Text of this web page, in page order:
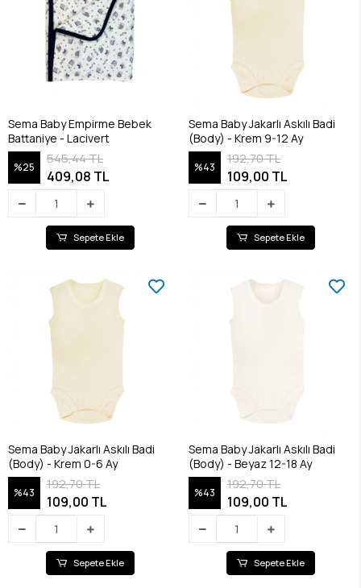
Sema Baby Empirme Bebek
Battaniye - Lacivert
%25
545,44 TL
409,08 TL
Sepete Ekle
Sema Baby Jakarlı Askılı Badi
(Body) - Krem 9-12 Ay
%43
192,70 TL
109,00 TL
Sepete Ekle
Sema Baby Jakarlı Askılı Badi
(Body) - Krem 0-6 Ay
%43
192,70 TL
109,00 TL
Sepete Ekle
Sema Baby Jakarlı Askılı Badi
(Body) - Beyaz 12-18 Ay
%43
192,70 TL
109,00 TL
Sepete Ekle